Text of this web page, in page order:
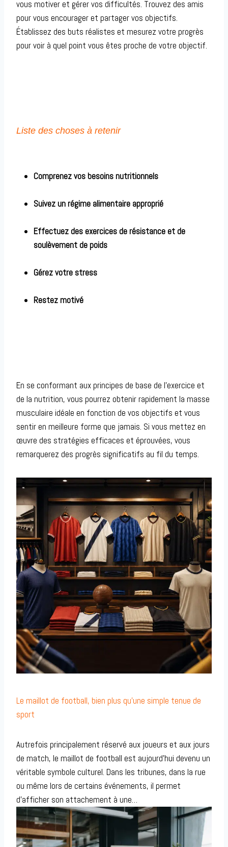
vous motiver et gérer vos difficultés. Trouvez des amis
pour vous encourager et partager vos objectifs.
Établissez des buts réalistes et mesurez votre progrès
pour voir à quel point vous êtes proche de votre objectif.
Liste des choses à retenir
Comprenez vos besoins nutritionnels
Suivez un régime alimentaire approprié
Effectuez des exercices de résistance et de
soulèvement de poids
Gérez votre stress
Restez motivé
En se conformant aux principes de base de l’exercice et
de la nutrition, vous pourrez obtenir rapidement la masse
musculaire idéale en fonction de vos objectifs et vous
sentir en meilleure forme que jamais. Si vous mettez en
œuvre des stratégies efficaces et éprouvées, vous
remarquerez des progrès significatifs au fil du temps.
Le maillot de football, bien plus qu’une simple tenue de
sport
Autrefois principalement réservé aux joueurs et aux jours
de match, le maillot de football est aujourd’hui devenu un
véritable symbole culturel. Dans les tribunes, dans la rue
ou même lors de certains événements, il permet
d’afficher son attachement à une…